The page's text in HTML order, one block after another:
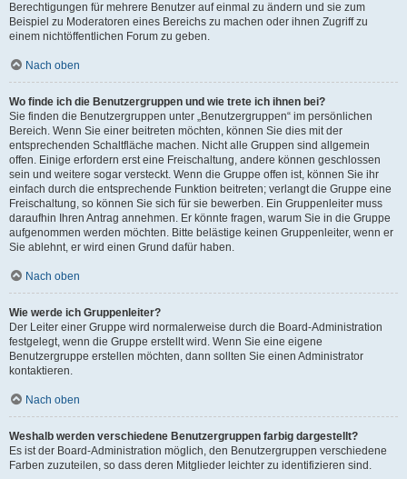
Berechtigungen für mehrere Benutzer auf einmal zu ändern und sie zum
Beispiel zu Moderatoren eines Bereichs zu machen oder ihnen Zugriff zu
einem nichtöffentlichen Forum zu geben.
Nach oben
Wo finde ich die Benutzergruppen und wie trete ich ihnen bei?
Sie finden die Benutzergruppen unter „Benutzergruppen“ im persönlichen
Bereich. Wenn Sie einer beitreten möchten, können Sie dies mit der
entsprechenden Schaltfläche machen. Nicht alle Gruppen sind allgemein
offen. Einige erfordern erst eine Freischaltung, andere können geschlossen
sein und weitere sogar versteckt. Wenn die Gruppe offen ist, können Sie ihr
einfach durch die entsprechende Funktion beitreten; verlangt die Gruppe eine
Freischaltung, so können Sie sich für sie bewerben. Ein Gruppenleiter muss
daraufhin Ihren Antrag annehmen. Er könnte fragen, warum Sie in die Gruppe
aufgenommen werden möchten. Bitte belästige keinen Gruppenleiter, wenn er
Sie ablehnt, er wird einen Grund dafür haben.
Nach oben
Wie werde ich Gruppenleiter?
Der Leiter einer Gruppe wird normalerweise durch die Board-Administration
festgelegt, wenn die Gruppe erstellt wird. Wenn Sie eine eigene
Benutzergruppe erstellen möchten, dann sollten Sie einen Administrator
kontaktieren.
Nach oben
Weshalb werden verschiedene Benutzergruppen farbig dargestellt?
Es ist der Board-Administration möglich, den Benutzergruppen verschiedene
Farben zuzuteilen, so dass deren Mitglieder leichter zu identifizieren sind.